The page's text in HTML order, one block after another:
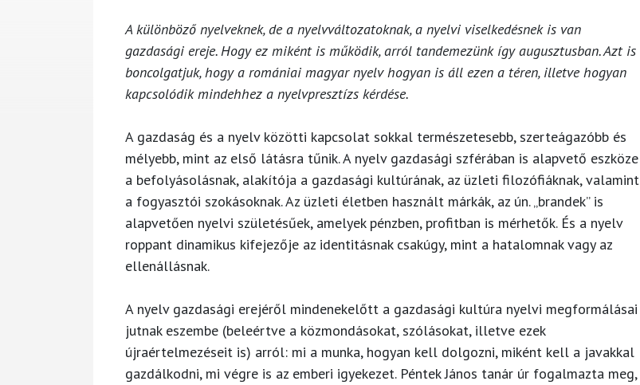
A különböző nyelveknek, de a nyelvváltozatoknak, a nyelvi viselkedésnek is van
gazdasági ereje. Hogy ez miként is működik, arról tandemezünk így augusztusban. Azt is
boncolgatjuk, hogy a romániai magyar nyelv hogyan is áll ezen a téren, illetve hogyan
kapcsolódik mindehhez a nyelvpresztízs kérdése.
A gazdaság és a nyelv közötti kapcsolat sokkal természetesebb, szerteágazóbb és
mélyebb, mint az első látásra tűnik. A nyelv gazdasági szférában is alapvető eszköze
a befolyásolásnak, alakítója a gazdasági kultúrának, az üzleti filozófiáknak, valamint
a fogyasztói szokásoknak. Az üzleti életben használt márkák, az ún. „brandek” is
alapvetően nyelvi születésűek, amelyek pénzben, profitban is mérhetők. És a nyelv
roppant dinamikus kifejezője az identitásnak csakúgy, mint a hatalomnak vagy az
ellenállásnak.
A nyelv gazdasági erejéről mindenekelőtt a gazdasági kultúra nyelvi megformálásai
jutnak eszembe (beleértve a közmondásokat, szólásokat, illetve ezek
újraértelmezéseit is) arról: mi a munka, hogyan kell dolgozni, miként kell a javakkal
gazdálkodni, mi végre is az emberi igyekezet. Péntek János tanár úr fogalmazta meg,